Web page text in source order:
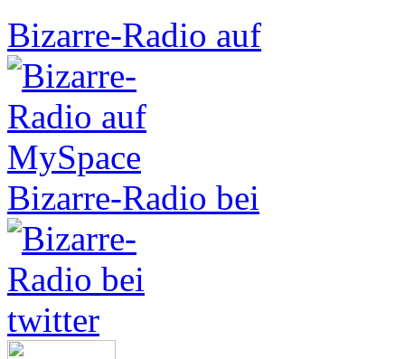
Bizarre-Radio auf
Bizarre-Radio bei